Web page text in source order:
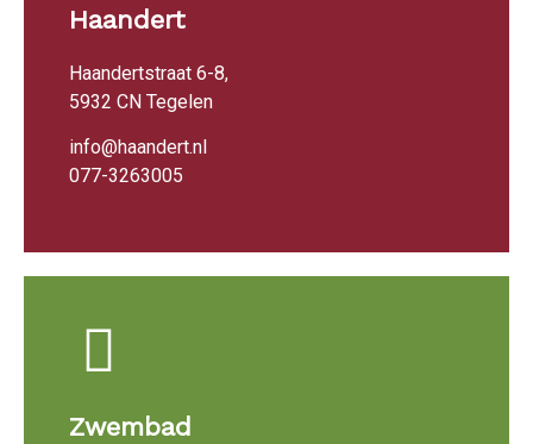
Haandert
Haandertstraat 6-8,
5932 CN Tegelen
info@haandert.nl
077-3263005
Zwembad